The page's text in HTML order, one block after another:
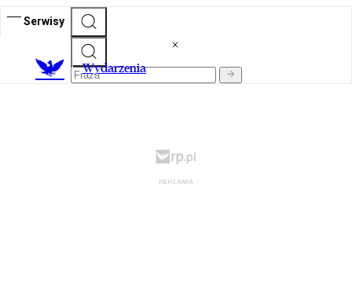
Serwisy
Wydarzenia